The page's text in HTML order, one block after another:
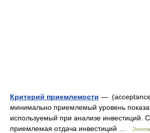
Критерий приемлемости —
минимально приемлемый уровень
используемый при анализе инвестиций.
приемлемая отдача инвестиций …